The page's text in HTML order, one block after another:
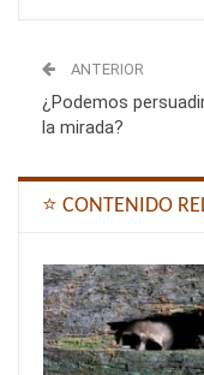
ANTERIOR
¿Podemos
la mirada?
⭐ CONTENIDO